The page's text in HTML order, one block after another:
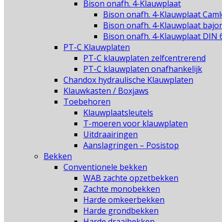
Bison onafh. 4-Klauwplaat
Bison onafh. 4-Klauwplaat
Bison onafh. 4-Klauwplaat
Bison onafh. 4-Klauwplaat DIN
PT-C Klauwplaten
PT-C klauwplaten zelfcentrerend
PT-C klauwplaten onafhankelijk
Chandox hydraulische Klauwplaten
Klauwkasten / Boxjaws
Toebehoren
Klauwplaatsleutels
T-moeren voor klauwplaten
Uitdraairingen
Aanslagringen – Posistop
Bekken
Conventionele bekken
WAB zachte opzetbekken
Zachte monobekken
Harde omkeerbekken
Harde grondbekken